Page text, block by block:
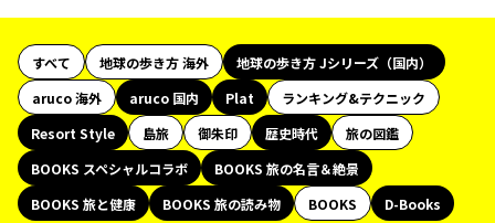
すべて 地球の歩き方 海外
地球の歩き方 Jシリーズ（国内）
aruco 海外
aruco 国内 Plat
ランキング&テクニック
Resort Style
島旅 御朱印 歴史時代
旅の図鑑
BOOKS スペシャルコラボ
BOOKS 旅の名言＆絶景
BOOKS 旅と健康
BOOKS 旅の読み物 BOOKS
D-Books